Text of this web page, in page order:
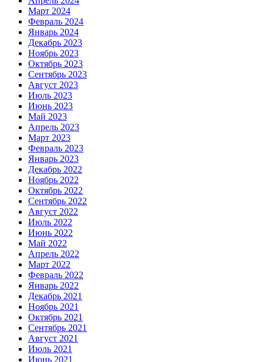
Март 2024
Февраль 2024
Январь 2024
Декабрь 2023
Ноябрь 2023
Октябрь 2023
Сентябрь 2023
Август 2023
Июль 2023
Июнь 2023
Май 2023
Апрель 2023
Март 2023
Февраль 2023
Январь 2023
Декабрь 2022
Ноябрь 2022
Октябрь 2022
Сентябрь 2022
Август 2022
Июль 2022
Июнь 2022
Май 2022
Апрель 2022
Март 2022
Февраль 2022
Январь 2022
Декабрь 2021
Ноябрь 2021
Октябрь 2021
Сентябрь 2021
Август 2021
Июль 2021
Июнь 2021